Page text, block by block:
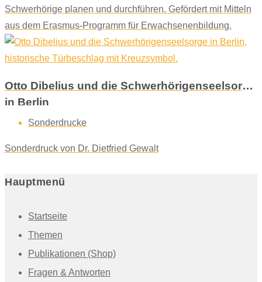
Schwerhörige planen und durchführen. Gefördert mit Mitteln
aus dem Erasmus-Programm für Erwachsenenbildung.
Otto Dibelius und die Schwerhörigenseelsorge
in Berlin
Sonderdrucke
Sonderdruck von Dr. Dietfried Gewalt
Hauptmenü
Startseite
Themen
Publikationen (Shop)
Fragen & Antworten